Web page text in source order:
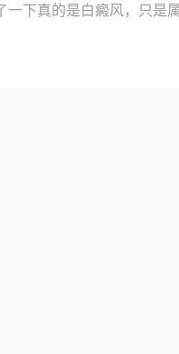
一下真的是白癜风，只是